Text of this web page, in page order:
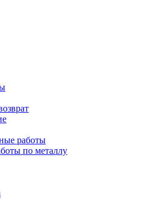
работы
по металлу